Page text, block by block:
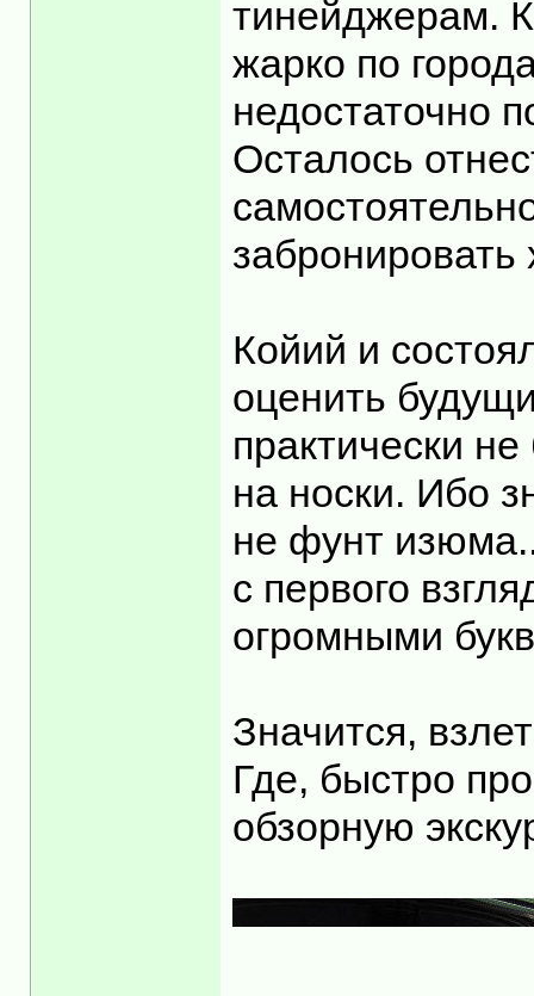
тинейджерам.
жарко по
недостаточно
Осталось
забронировать
Койий и
оценить
практически
на носки. Ибо
не фунт
с первого
огромными
Значится,
Где, быстро
обзорную